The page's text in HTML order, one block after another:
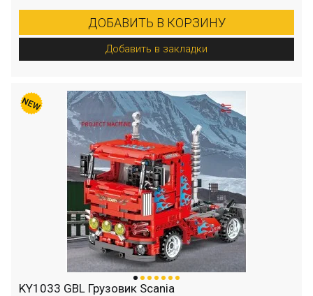
ДОБАВИТЬ В КОРЗИНУ
Добавить в закладки
KY1033 GBL Грузовик Scania